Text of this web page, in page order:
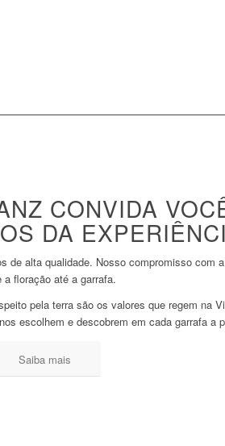
CONVIDA
DA
de alta qualidade. Nosso compromisso com
a floração até a garrafa.
pela terra são os valores que regem na
escolhem e descobrem em cada garrafa a
Saiba mais